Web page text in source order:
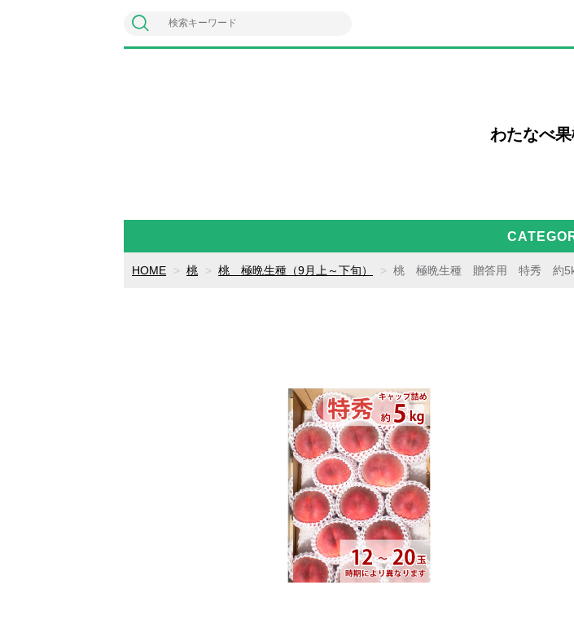
わたなべ果
HOME 桃 桃 極晩生種（9月上～下旬） 桃 極晩生種 贈答用 特秀 約5k